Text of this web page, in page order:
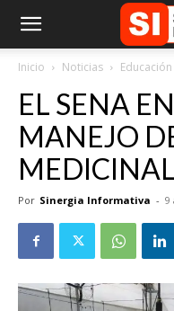
Inicio Noticias Educación
EL SENA
MANEJO
MEDICINAL
Por Sinergia Informativa - 9